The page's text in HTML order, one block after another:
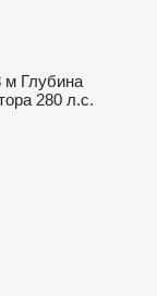
м Глубина
280 л.с.